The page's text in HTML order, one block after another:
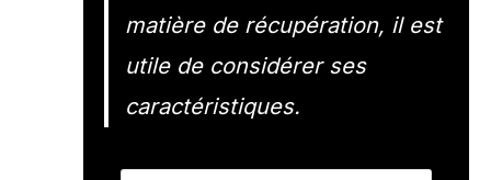
matière de récupération, il est
utile de considérer ses
caractéristiques.